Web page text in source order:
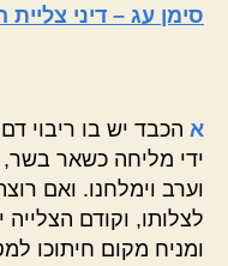
סימן עג – דיני צליית
א הכבד יש בו ריבוי
ידי מליחה כשאר
וערב וימלחנו. ואם
לצלותו, וקודם
ומניח מקום חיתוכו